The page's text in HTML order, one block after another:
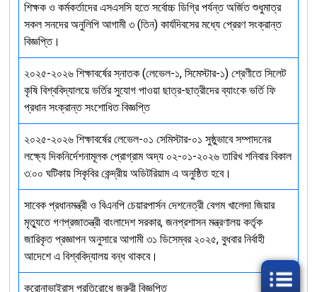
শিক্ষক ও কর্মকর্তাদের এসএসসি হতে সর্বোচ্চ ডিগ্রি পর্যন্ত অর্জিত শুধুমাত্র
সকল সনদের অনুলিপি আগামী ৩ (তিন) কার্যদিবসের মধ্যে প্রেরণ সংক্রান্ত
বিজ্ঞপ্তি।
২০২৫-২০২৬ শিক্ষাবর্ষের স্নাতক (লেভেল-১, সিমেস্টার-১) শ্রেণীতে সিলেট
কৃষি বিশ্ববিদ্যালয়ে ভর্তির সুযোগ পাওয়া ছাত্র-ছাত্রীদের ব্যাংকে ভর্তি ফি
প্রধান সংক্রান্ত সংশোধিত বিজ্ঞপ্তি
২০২৫-২০২৬ শিক্ষাবর্ষের লেভেল-০১ সেমিস্টার-০১ সুষ্ঠুভাবে সম্পাদনের
লক্ষ্যে দিকনির্দেশনামূলক প্রোগ্রাম অদ্য ০২-০১-২০২৬ তারিখ শনিবার বিকাল
৩:০০ ঘটিকায় সিকৃবির কেন্দ্রীয় অডিটরিয়াম এ অনুষ্ঠিত হবে।
সাবেক প্রধানমন্ত্রী ও বিএনপি চেয়ারপার্সন দেশনেত্রী বেগম খালেদা জিয়ার
মৃত্যুতে গণপ্রজাতন্ত্রী বাংলাদেশ সরকার, জনপ্রশাসন মন্ত্রণালয় কর্তৃক
জারিকৃত প্রজ্ঞাপন অনুসারে আগামী ৩১ ডিসেম্বর ২০২৫, বুধবার নির্বাহী
আদেশে এ বিশ্ববিদ্যালয় বন্ধ থাকবে।
করোনাভাইরাস প্রতিরোধে জরুরী বিজ্ঞপ্তি